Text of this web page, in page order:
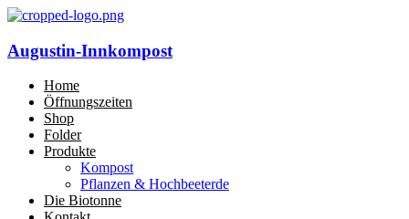
Augustin-Innkompost
Home
Öffnungszeiten
Shop
Folder
Produkte
Kompost
Pflanzen & Hochbeeterde
Die Biotonne